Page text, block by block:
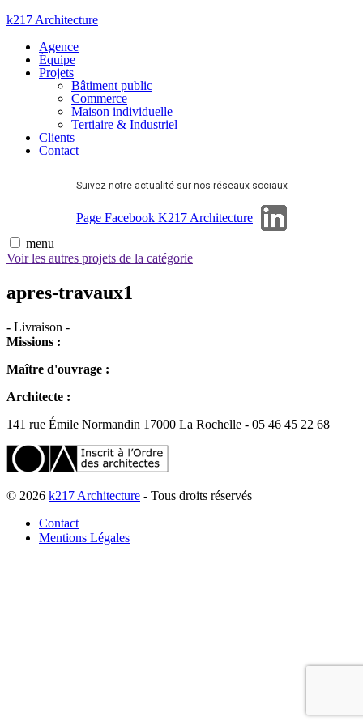
Aller
contenu
k217 Architecture
Agence
Équipe
Projets
Bâtiment public
Commerce
Maison individuelle
Tertiaire & Industriel
Clients
Contact
Suivez notre actualité sur nos réseaux sociaux
Page Facebook K217 Architecture
menu
Voir les autres projets de la catégorie
apres-travaux1
- Livraison -
Missions :
Maître d'ouvrage :
Architecte :
141 rue Émile Normandin 17000 La Rochelle - 05 46 45 22 68
© 2026 k217 Architecture - Tous droits réservés
Contact
Mentions Légales